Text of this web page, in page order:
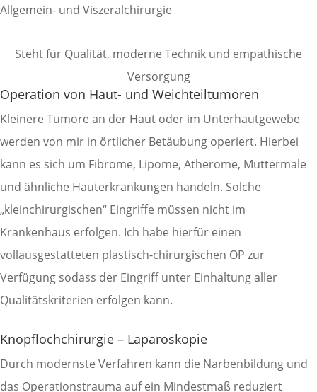
Allgemein- und Viszeralchirurgie
Steht für Qualität, moderne Technik und empathische
Versorgung
Operation von Haut- und Weichteiltumoren
Kleinere Tumore an der Haut oder im Unterhautgewebe
werden von mir in örtlicher Betäubung operiert. Hierbei
kann es sich um Fibrome, Lipome, Atherome, Muttermale
und ähnliche Hauterkrankungen handeln. Solche
„kleinchirurgischen“ Eingriffe müssen nicht im
Krankenhaus erfolgen. Ich habe hierfür einen
vollausgestatteten plastisch-chirurgischen OP zur
Verfügung sodass der Eingriff unter Einhaltung aller
Qualitätskriterien erfolgen kann.
Knopflochchirurgie – Laparoskopie
Durch modernste Verfahren kann die Narbenbildung und
das Operationstrauma auf ein Mindestmaß reduziert